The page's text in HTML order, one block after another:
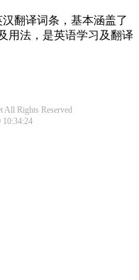
翻译词条，基本涵盖了
用法，是英语学习及翻译
All Rights Reserved